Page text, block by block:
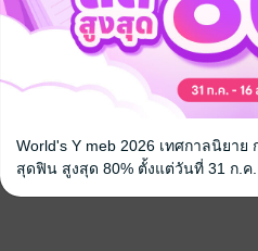
World's Y meb 2026 เทศกาลนิยา
สุดฟิน สูงสุด 80% ตั้งแต่วันที่ 31 ก.ค